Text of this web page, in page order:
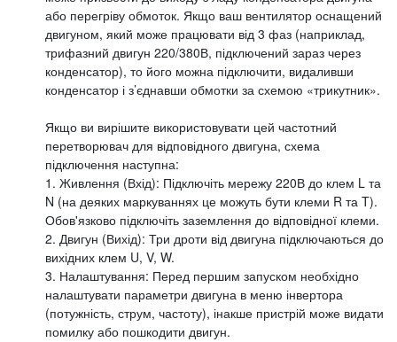
або перегріву обмоток. Якщо ваш вентилятор оснащений
двигуном, який може працювати від 3 фаз (наприклад,
трифазний двигун 220/380В, підключений зараз через
конденсатор), то його можна підключити, видаливши
конденсатор і з’єднавши обмотки за схемою «трикутник».
Якщо ви вирішите використовувати цей частотний
перетворювач для відповідного двигуна, схема
підключення наступна:
1. Живлення (Вхід): Підключіть мережу 220В до клем L та
N (на деяких маркуваннях це можуть бути клеми R та T).
Обов'язково підключіть заземлення до відповідної клеми.
2. Двигун (Вихід): Три дроти від двигуна підключаються до
вихідних клем U, V, W.
3. Налаштування: Перед першим запуском необхідно
налаштувати параметри двигуна в меню інвертора
(потужність, струм, частоту), інакше пристрій може видати
помилку або пошкодити двигун.